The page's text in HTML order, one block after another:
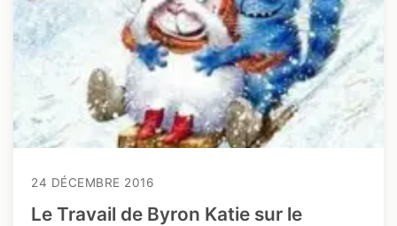
24 DÉCEMBRE 2016
Le Travail de Byron Katie sur le